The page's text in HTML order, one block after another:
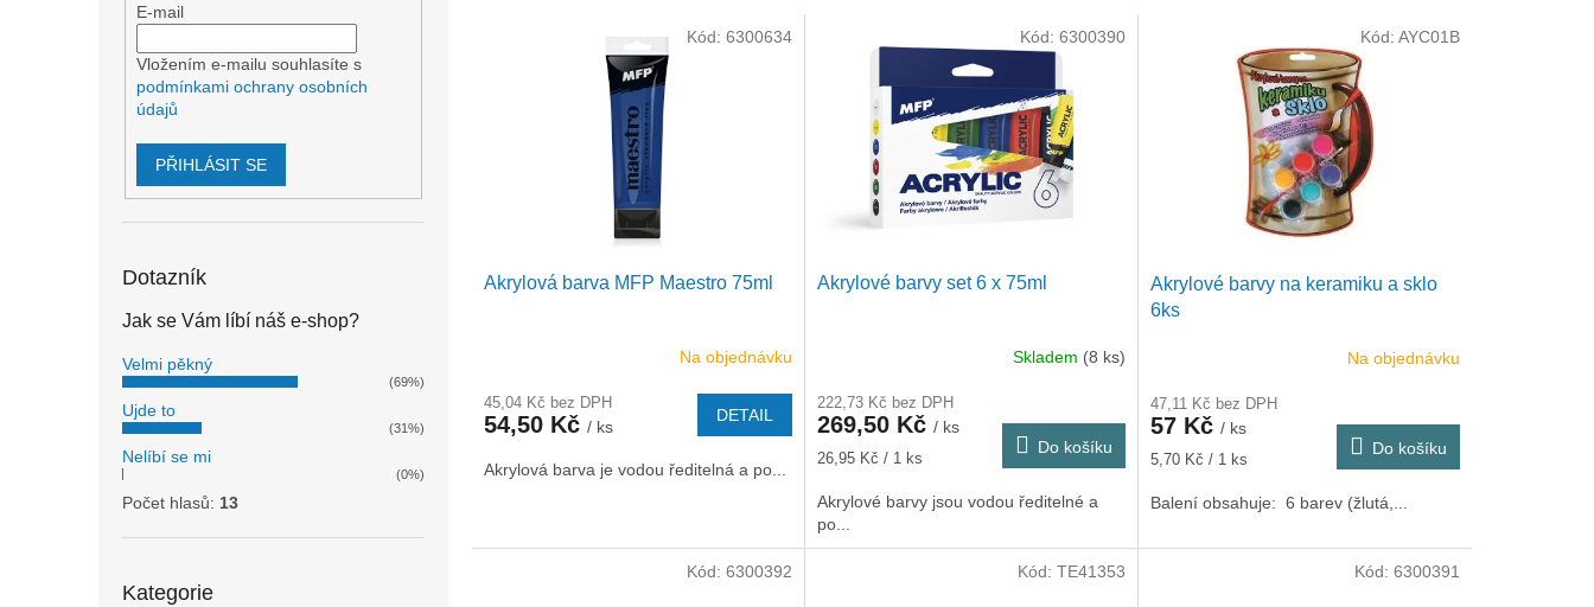
E-mail
Vložením e-mailu souhlasíte s
podmínkami ochrany osobních
údajů
PŘIHLÁSIT SE
Dotazník
Jak se Vám líbí náš e-shop?
Velmi pěkný
(69%)
Ujde to
(31%)
Nelíbí se mi
(0%)
Počet hlasů: 13
kategorie
Kategorie
Akrylová barva MFP Maestro 75ml
Na objednávku
45,04 Kč bez DPH
54,50 Kč / ks
DETAIL
Akrylová barva je vodou ředitelná a po...
Kód: 6300634
Akrylové barvy set 6 x 75ml
Skladem (8 ks)
222,73 Kč bez DPH
269,50 Kč / ks
Měrná
26,95 Kč / 1 ks
Do košíku
Akrylové barvy jsou vodou ředitelné a
po...
Kód: 6300390
Akrylové barvy na keramiku a sklo
6ks
Na objednávku
47,11 Kč bez DPH
57 Kč / ks
Měrná
5,70 Kč / 1 ks
Do košíku
Balení obsahuje: 6 barev (žlutá,...
Kód: AYC01B
Kód: 6300392 Kód: TE41353 Kód: 6300391